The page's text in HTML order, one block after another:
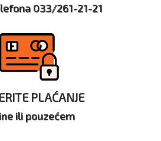
033/261-21-21
PLAĆANJE
ili pouzećem